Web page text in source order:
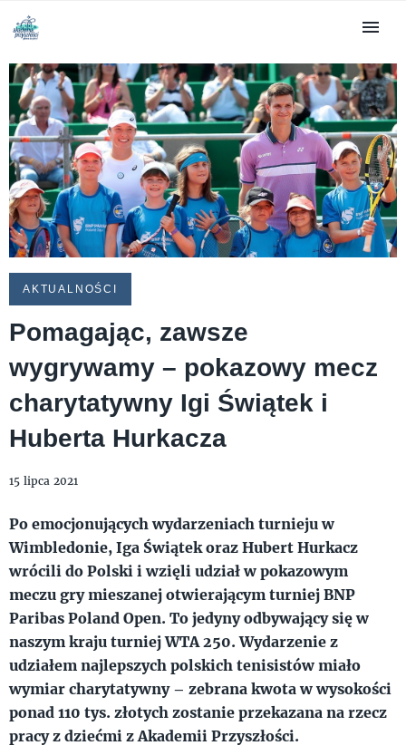
AKTUALNOŚCI
Pomagając, zawsze
wygrywamy – pokazowy mecz
charytatywny Igi Świątek i
Huberta Hurkacza
15 lipca 2021
Po emocjonujących wydarzeniach turnieju w
Wimbledonie, Iga Świątek oraz Hubert Hurkacz
wrócili do Polski i wzięli udział w pokazowym
meczu gry mieszanej otwierającym turniej BNP
Paribas Poland Open. To jedyny odbywający się w
naszym kraju turniej WTA 250. Wydarzenie z
udziałem najlepszych polskich tenisistów miało
wymiar charytatywny – zebrana kwota w wysokości
ponad 110 tys. złotych zostanie przekazana na rzecz
pracy z dziećmi z Akademii Przyszłości.